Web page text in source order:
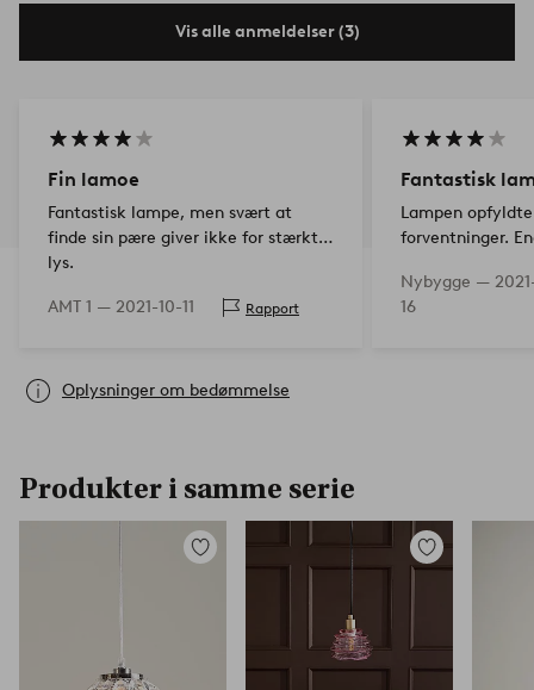
Vis alle anmeldelser (3)
Fin lamoe
Fantastisk lampe, men svært at
finde sin pære giver ikke for stærkt
lys.
AMT 1 — 2021-10-11 Rapport
Fantastisk
Lampen
forventninger.
glasset ved
kom tilbage og
Nybygge —
16
Oplysninger om bedømmelse
Produkter i samme serie
Tilføj
Tilføj
til